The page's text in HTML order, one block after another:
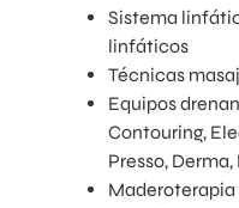
Sistema
linfáticos
Técnicas
Equipos
Contouring,
Presso,